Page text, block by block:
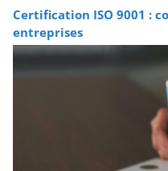
Certification ISO 9001 :
entreprises